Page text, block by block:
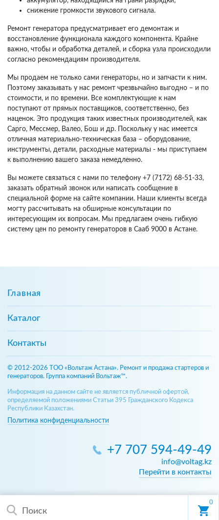
0
снижение громкости звукового сигнала.
Ремонт генератора предусматривает его демонтаж и
восстановление функционала каждого компонента. Крайне
важно, чтобы и обработка деталей, и сборка узла происходили
согласно рекомендациям производителя.
Мы продаем не только сами генераторы, но и запчасти к ним.
Поэтому заказывать у нас ремонт чрезвычайно выгодно – и по
стоимости, и по времени. Все комплектующие к нам
поступают от прямых поставщиков, соответственно, без
наценок. Это продукция таких известных производителей, как
Сарго, Мессмер, Валео, Бош и др. Поскольку у нас имеется
отличная материально-техническая база – оборудование,
инструменты, детали, расходные материалы - мы приступаем
к выполнению вашего заказа немедленно.
Вы можете связаться с нами по телефону +7 (7172) 68-51-33,
заказать обратный звонок или написать сообщение в
специальной форме на сайте компании. Наши клиенты всегда
могту рассчитывать на обширные консультации по
интересующим их вопросам. Мы предлагаем очень гибкую
систему цен по ремонту генераторов в Сааб 9000 в Астане.
Главная
Каталог
Контакты
© 2012-2026 ТОО «Вольтаж Астана». Ремонт и продажа стартеров и
генераторов. Группа компаний Вольтаж™.
Информация на данном сайте не является публичной офертой,
определяемой положениями Статьи 395 Гражданского Кодекса
Республики Казахстан.
Политика конфиденциальности
+7 707 594-49-49
info@voltag.kz
Перейти в контакты